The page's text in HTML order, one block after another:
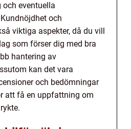
eventuella
och
viktiga aspekter, då du vill
som förser dig med bra
hantering av
kan det vara
och bedömningar
att få en uppfattning om